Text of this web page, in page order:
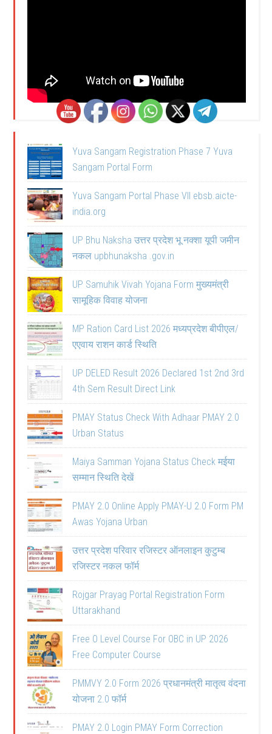
Yuva Sangam Registration Phase 7 Yuva
Sangam Portal Form
Yuva Sangam Portal Phase VII ebsb.aicte-
india.org
UP Bhu Naksha उत्तर प्रदेश भू नक्शा यूपी जमीन
नकल upbhunaksha .gov.in
UP Samuhik Vivah Yojana Form मुख्यमंत्री
सामूहिक विवाह योजना
MP Ration Card List 2026 मध्यप्रदेश बीपीएल/
एएवाय राशन कार्ड स्थिति
UP DELED Result 2026 Declared 1st 2nd 3rd
4th Sem Result Direct Link
PMAY Status Check With Adhaar PMAY 2.0
Urban Status
Maiya Samman Yojana Status Check मईया
सम्मान स्थिति देखें
PMAY 2.0 Online Apply PMAY-U 2.0 Form PM
Awas Yojana Urban
उत्तर प्रदेश परिवार रजिस्टर ऑनलाइन कुटुम्ब
रजिस्टर नकल फॉर्म
Rojgar Prayag Portal Registration Form
Uttarakhand
Free O Level Course For OBC in UP 2026
Free Computer Course
PMMVY 2.0 Form 2026 प्रधानमंत्री मातृत्व वंदना
योजना 2.0 फॉर्म
PMAY 2.0 Login PMAY Form Correction